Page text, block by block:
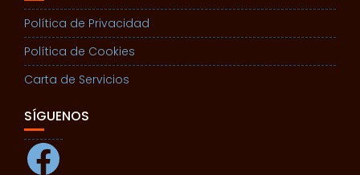
Política de Privacidad
Política de Cookies
Carta de Servicios
SÍGUENOS
Facebook